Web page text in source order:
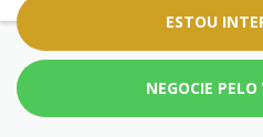
ESTOU
NEGOCIE